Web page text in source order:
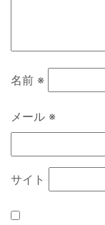
名前 ※
メール ※
サイト